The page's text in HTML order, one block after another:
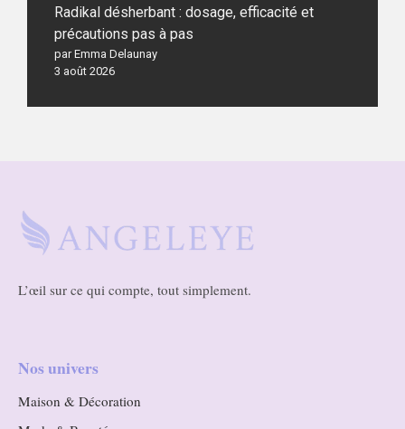
Radikal désherbant : dosage, efficacité et
précautions pas à pas
par Emma Delaunay
3 août 2026
L’œil sur ce qui compte, tout simplement.
Nos univers
Maison & Décoration